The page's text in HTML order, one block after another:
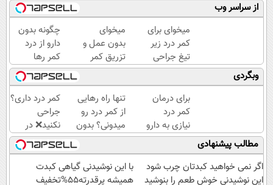
از سراسر وب
میخوای برای
کمر درد زیر
تیغ جراحی
بری؟!
◗پرسش‌نامه
رو پر کن◖
میخوای
بدون عمل و
تزریق کمر
دردت خوب
شه؟
◂پرسش‌نامه
رو پرکن
چگونه بدون
دارو از درد
کمر رها
شوید؟
(◂پرسش‌نامه
رو پرکن)
وبگردی
برای درمان
کمر درد
نیازی به دارو
نیست!
(◂پرسش‌نامه
رو پر کن)
تنها راه رهایی
از کمر درد رو
میدونی؟ بدون
نیاز به دارو!
(◂پرسش‌نامه)
کمر درد داری؟
جراحی
نکنید❌ در
منزل درمانش
کن
(◂پرسش‌نامه)
مطالب پیشنهادی
اگر نمی خواهید کبدتان چرب شود
این نوشیدنی خوش طعم را بنوشید
با این نوشیدنی گیاهی کبدت
همیشه پرقدرته55%تخفیف